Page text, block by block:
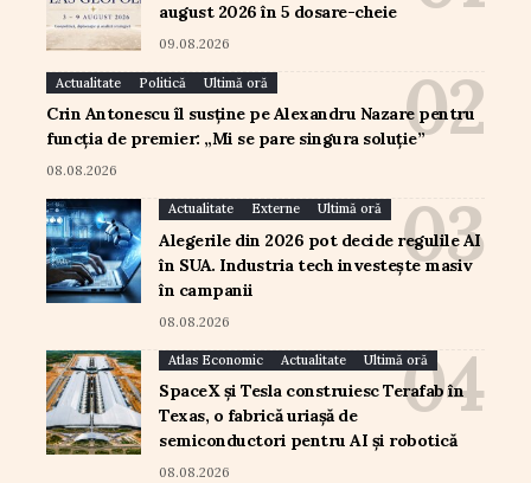
august 2026 în 5 dosare-cheie
09.08.2026
Actualitate Politică Ultimă oră
Crin Antonescu îl susține pe Alexandru Nazare pentru
funcția de premier: „Mi se pare singura soluție”
08.08.2026
Actualitate Externe Ultimă oră
Alegerile din 2026 pot decide regulile AI
în SUA. Industria tech investește masiv
în campanii
08.08.2026
Atlas Economic Actualitate Ultimă oră
SpaceX și Tesla construiesc Terafab în
Texas, o fabrică uriașă de
semiconductori pentru AI și robotică
08.08.2026